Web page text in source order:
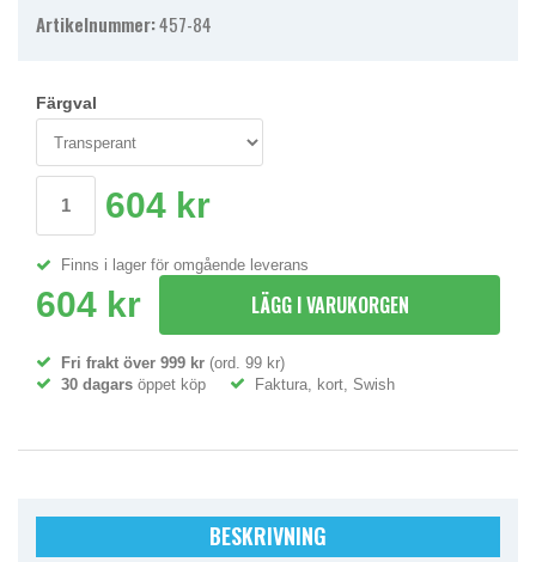
Artikelnummer:457-84
Färgval
604 kr
Finns i lager för omgående leverans
604 kr LÄGG I VARUKORGEN
Fri frakt över 999 kr (ord. 99 kr)
30 dagars öppet köp Faktura, kort, Swish
BESKRIVNING